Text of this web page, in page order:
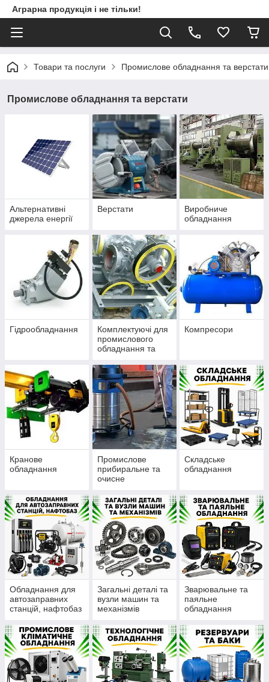
Аграрна продукція і не тільки!
Товари та послуги Промислове обладнання та верстати
Промислове обладнання та верстати
Альтернативні
джерела енергії
Верстати
Виробниче
обладнання
Гідрообладнання
Комплектуючі для
промислового
обладнання та
Компресори
Кранове
обладнання
Промислове
прибиральне та
очисне
Складське
обладнання
Обладнання для
автозаправних
станцій, нафтобаз
Загальні деталі та
вузли машин та
механізмів
Зварювальне та
паяльне
обладнання